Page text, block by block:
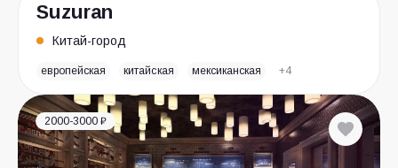
Suzuran
Китай-город
европейская китайская мексиканская +4
2000-3000 ₽